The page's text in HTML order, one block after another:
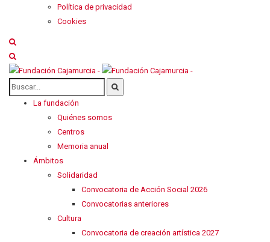
Política de privacidad
Cookies
La fundación
Quiénes somos
Centros
Memoria anual
Ámbitos
Solidaridad
Convocatoria de Acción Social 2026
Convocatorias anteriores
Cultura
Convocatoria de creación artística 2027